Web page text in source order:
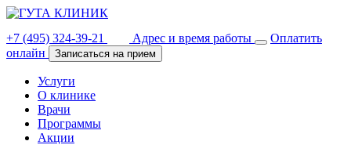
+7 (495) 324-39-21 Адрес и время работы
Оплатить
онлайн
Записаться на прием
Услуги
О клинике
Врачи
Программы
Акции